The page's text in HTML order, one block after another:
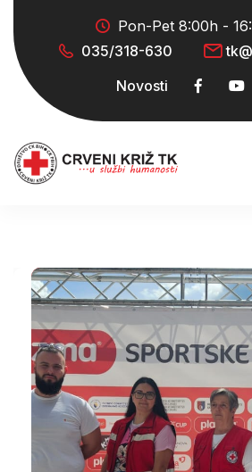
Pon-Pet 8:00h -
035/318-630
Novosti